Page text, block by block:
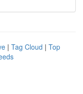
| Tag Cloud | Top